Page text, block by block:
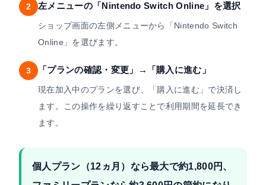
2 左メニューの「Nintendo Switch Online」を選択
ショップ画面の左側メニューから「Nintendo Switch
Online」を選びます。
3 「プランの確認・変更」→「購入に進む」
現在加入中のプランを選び、「購入に進む」で決済し
ます。この操作を繰り返すことで利用期間を延長でき
ます。
個人プラン（12ヵ月）なら最大で約1,800円、